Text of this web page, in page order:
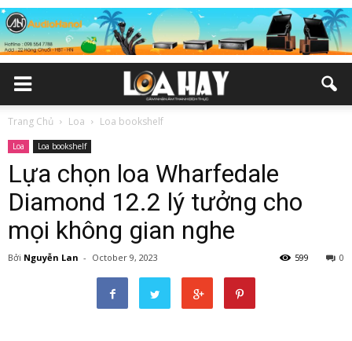
Trang Chủ Loa Loa bookshelf
Loa Loa bookshelf
Lựa chọn loa Wharfedale
Diamond 12.2 lý tưởng cho
mọi không gian nghe
Bởi Nguyễn Lan - October 9, 2023 0
599